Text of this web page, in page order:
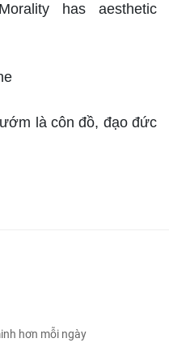
has aesthetic
là côn đồ, đạo đức
hơn mỗi ngày